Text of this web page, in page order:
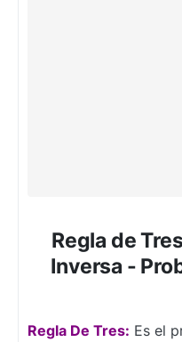
Regla de
Inversa -
Regla De Tres: Es el